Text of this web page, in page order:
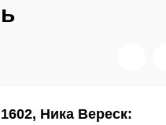
1602, Ника Вереск: